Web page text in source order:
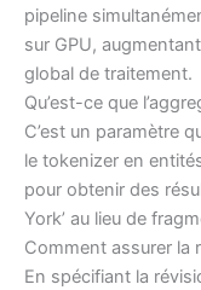
pipeline
sur GPU,
global de traitement.
Qu’est-ce que
C’est un paramètre
le tokenizer en
pour obtenir des
York’ au lieu de
Comment assurer la
En spécifiant la